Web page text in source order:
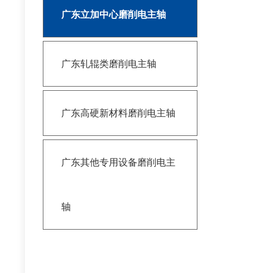
广东立加中心磨削电主轴
广东轧辊类磨削电主轴
广东高硬新材料磨削电主轴
广东其他专用设备磨削电主
轴